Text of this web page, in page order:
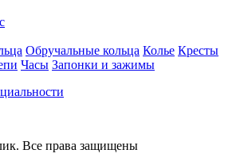
Обручальные кольца Колье Кресты
Часы Запонки и зажимы
Все права защищены